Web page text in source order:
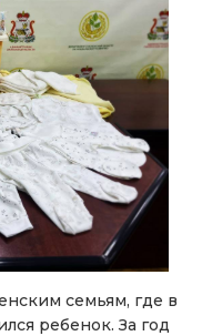
семьям, где в
ребенок. За год